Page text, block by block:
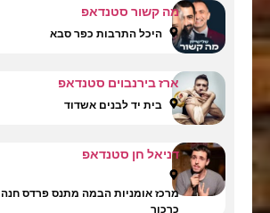
מה קשור סטנדאפ
היכל התרבות כפר סבא
ארז בירנבוים סטנדאפ
בית יד לבנים אשדוד
דניאל חן סטנדאפ
מרכז אומניות הבמה מתנס פרדס חנה
כרכור